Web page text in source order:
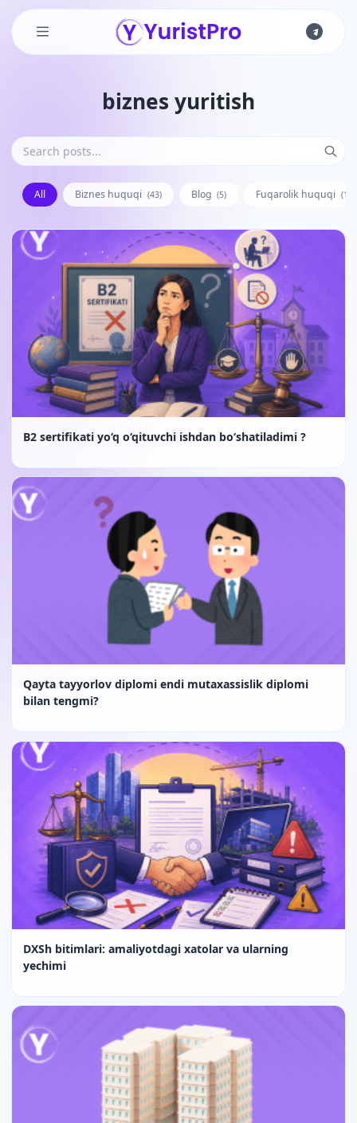
biznes yuritish
All Biznes huquqi (43) Blog (5) Fuqarolik huquqi
B2 sertifikati yo‘q o‘qituvchi ishdan bo‘shatiladimi ?
Qayta tayyorlov diplomi endi mutaxassislik diplomi
bilan tengmi?
DXSh bitimlari: amaliyotdagi xatolar va ularning
yechimi